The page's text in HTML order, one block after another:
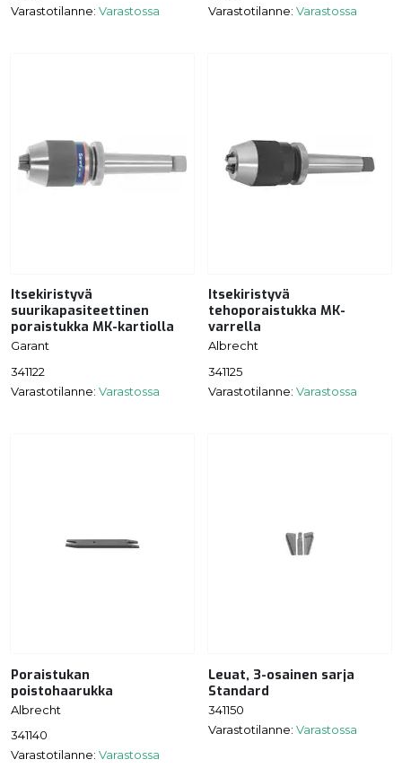
Varastotilanne: Varastossa
Varastotilanne: Varastossa
Itsekiristyvä
suurikapasiteettinen
poraistukka MK-kartiolla
Garant
341122
Varastotilanne: Varastossa
Itsekiristyvä
tehoporaistukka MK-
varrella
Albrecht
341125
Varastotilanne: Varastossa
Poraistukan
poistohaarukka
Albrecht
341140
Varastotilanne: Varastossa
Leuat, 3-osainen sarja
Standard
341150
Varastotilanne: Varastossa